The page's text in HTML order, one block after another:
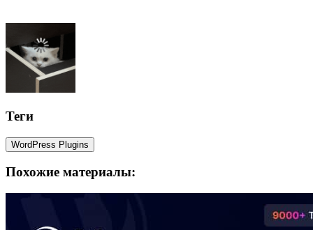
Теги
WordPress Plugins
Похожие материалы: